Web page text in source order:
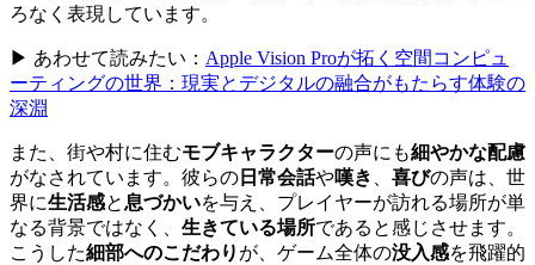
ろなく表現しています。
▶ あわせて読みたい： Apple Vision Proが拓く空間コンピュ
ーティングの世界：現実とデジタルの融合がもたらす体験の
深淵
また、街や村に住むモブキャラクターの声にも細やかな配慮
がなされています。彼らの 日常会話や嘆き 喜びの声は、世
界に生活感と 息づかいを与え、プレイヤーが訪れる場所が単
なる背景ではなく、 生きている場所であると感じさせます。
こうした細部へのこだわり が、ゲーム全体の没入感を飛躍的